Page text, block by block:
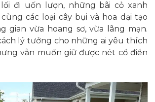
lối đi uốn lượn, những bãi cỏ xanh
các loại cây bụi và hoa dại tạo
gian vừa hoang sơ, vừa lãng mạn.
lý tưởng cho những ai yêu thích
vẫn muốn giữ được nét cổ điển